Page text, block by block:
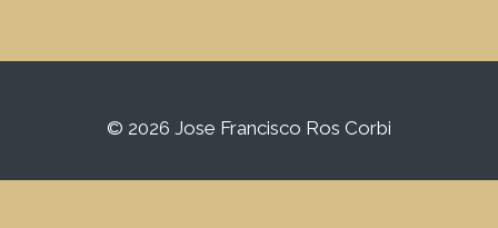
© 2026 Jose Francisco Ros Corbi